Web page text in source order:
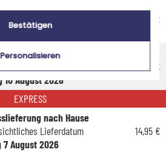
Lieferdatum
14 August 2026
4,95 €
nach Hause
10 August 2026
8,95 €
EXPRESS
nach Hause
Lieferdatum
7 August 2026
14,95 €
Bestätigen
Personalisieren